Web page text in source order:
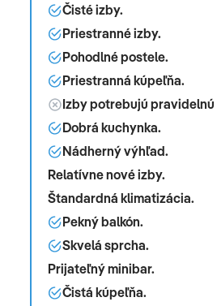
Čisté izby.
Priestranné izby.
Pohodlné postele.
Priestranná kúpeľňa.
Izby potrebujú pravidelnú
Dobrá kuchynka.
Nádherný výhľad.
Relatívne nové izby.
Štandardná klimatizácia.
Pekný balkón.
Skvelá sprcha.
Prijateľný minibar.
Čistá kúpeľňa.